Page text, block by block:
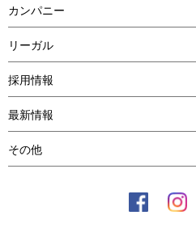
カンパニー
リーガル
採用情報
最新情報
その他